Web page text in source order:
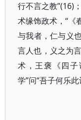
行不言之教”(16)
术缘饰政术，“《
与我者，仁与义
言人也，义之为
术，王褒《四子
学”问“吾子何乐此